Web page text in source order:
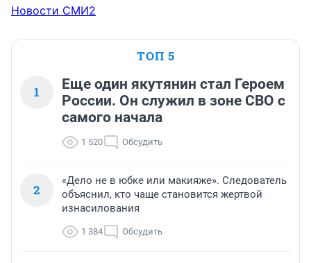
Новости СМИ2
ТОП 5
1
Еще один якутянин стал Героем
России. Он служил в зоне СВО с
самого начала
1 520 Обсудить
2
«Дело не в юбке или макияже». Следователь
объяснил, кто чаще становится жертвой
изнасилования
1 384 Обсудить